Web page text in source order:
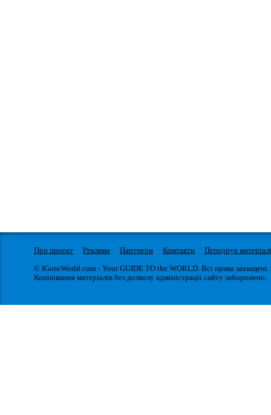
Про проект Реклама Партнери Контакти
Передрук
© IGotoWorld.com - Your GUIDE TO the WORLD. Всі права захищені.
Копіювання матеріалів без дозволу адміністрації сайту заборонено.